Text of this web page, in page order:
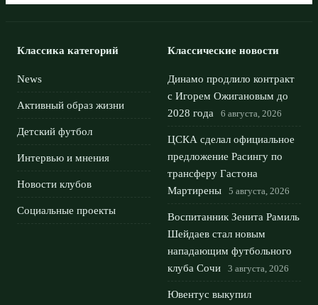
Классика категорий
News
Активный образ жизни
Детский футбол
Интервью и мнения
Новости клубов
Социальные проекты
Классические новости
Динамо продлило контракт
с Игорем Ожигановым до
2028 года
6 августа, 2026
ЦСКА сделал официальное
предложение Расингу по
трансферу Гастона
Мартирены
5 августа, 2026
Воспитанник Зенита Рамиль
Шейдаев стал новым
нападающим футбольного
клуба Сочи
3 августа, 2026
Ювентус выкупил